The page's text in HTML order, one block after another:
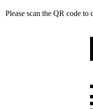
Please scan the QR code